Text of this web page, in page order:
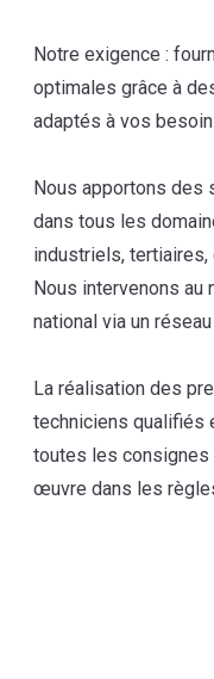
Notre exigence :
optimales grâce à
adaptés à vos
Nous apportons des
dans tous les
industriels,
Nous intervenons au
national via un
La réalisation des
techniciens qualifiés
toutes les consignes
œuvre dans les